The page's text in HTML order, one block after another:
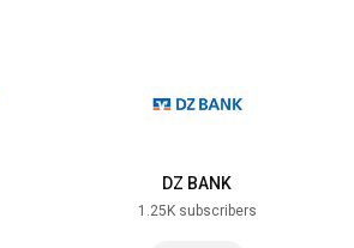
DZ BANK
1.25K subscribers